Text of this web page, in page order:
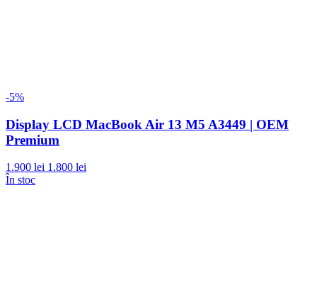
-5%
Display LCD MacBook Air 13 M5 A3449 | OEM
Premium
1.900 lei 1.800 lei
În stoc